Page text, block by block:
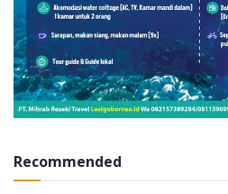
Recommended